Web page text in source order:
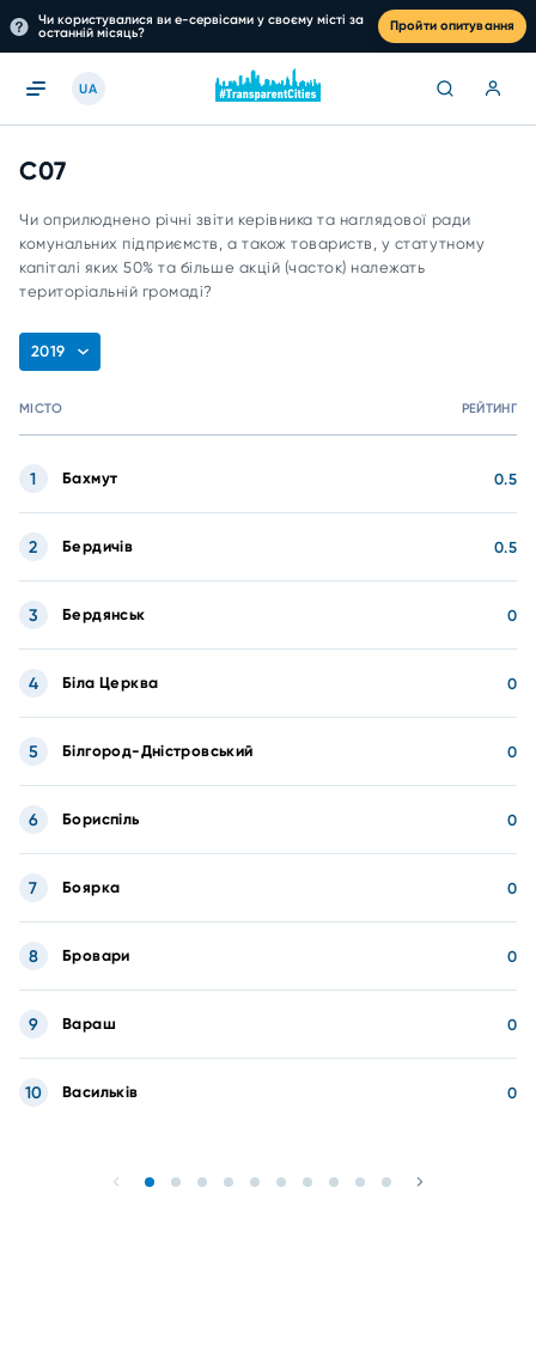
Чи користувалися ви е-сервісами у своєму місті за
останній місяць?
Пройти опитування
UA
C07
Чи оприлюднено річні звіти керівника та наглядової ради
комунальних підприємств, а також товариств, у статутному
капіталі яких 50% та більше акцій (часток) належать
територіальній громаді?
2019
МІСТО РЕЙТИНГ
Бахмут 0.5
1
Бердичів 0.5
2
Бердянськ 0
3
Біла Церква 0
4
Білгород-Дністровський 0
5
Бориспіль 0
6
Боярка 0
7
Бровари 0
8
Вараш 0
9
Васильків 0
10